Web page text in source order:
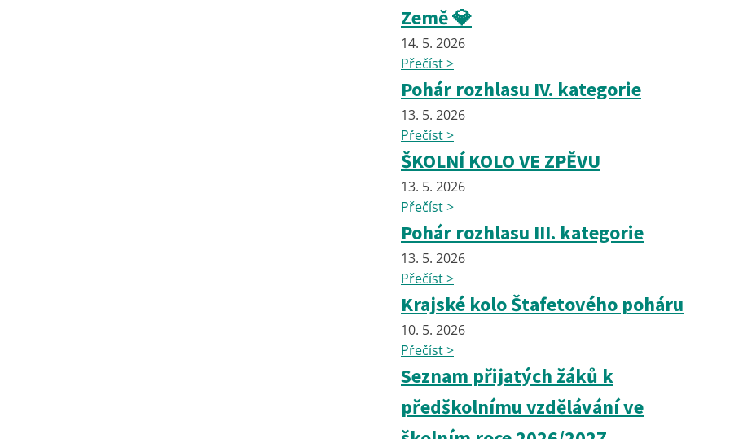
Země 💎
14. 5. 2026
Přečíst >
Pohár rozhlasu IV. kategorie
13. 5. 2026
Přečíst >
ŠKOLNÍ KOLO VE ZPĚVU
13. 5. 2026
Přečíst >
Pohár rozhlasu III. kategorie
13. 5. 2026
Přečíst >
Krajské kolo Štafetového poháru
10. 5. 2026
Přečíst >
Seznam přijatých žáků k
předškolnímu vzdělávání ve